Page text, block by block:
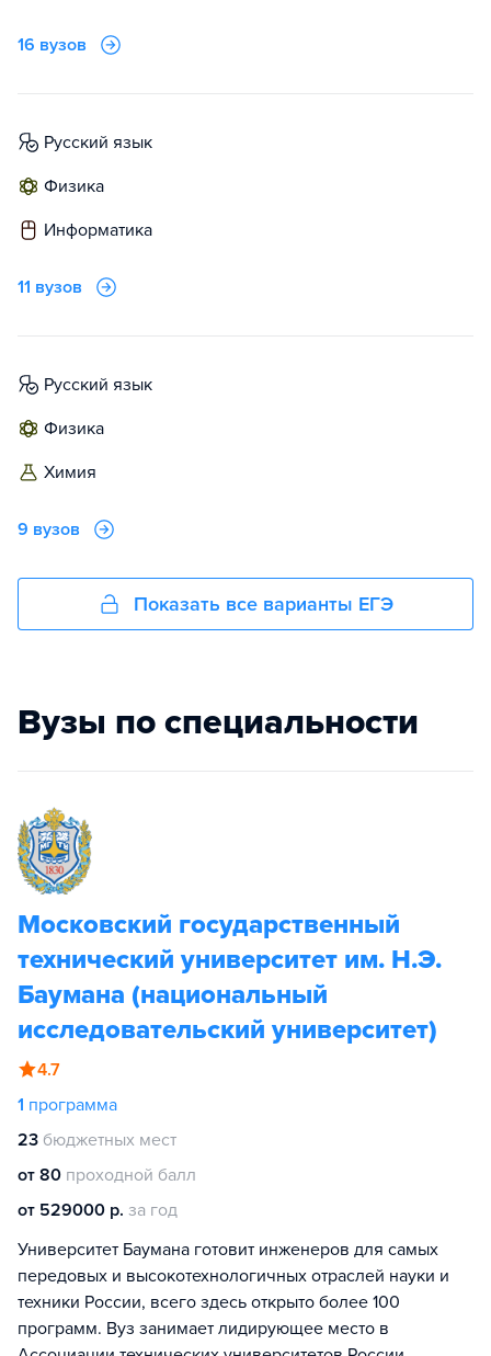
16 вузов
русский язык
физика
информатика
11 вузов
русский язык
физика
химия
9 вузов
Показать все варианты ЕГЭ
Вузы по специальности
Московский государственный
технический университет им. Н.Э.
Баумана (национальный
исследовательский университет)
4.7
1 программа
23 бюджетных мест
от 80 проходной балл
от 529000 р. за год
Университет Баумана готовит инженеров для самых
передовых и высокотехнологичных отраслей науки и
техники России, всего здесь открыто более 100
программ. Вуз занимает лидирующее место в